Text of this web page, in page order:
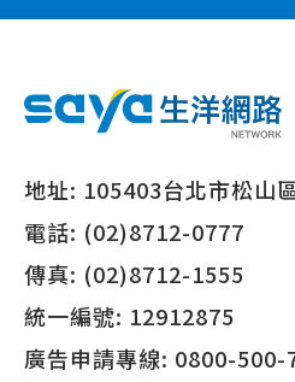
地址: 105403台北市松山
電話: (02)8712-0777
傳真: (02)8712-1555
統一編號: 12912875
廣告申請專線: 0800-500-